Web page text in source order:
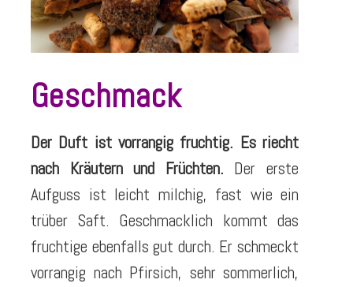
Geschmack
Der Duft ist vorrangig fruchtig. Es riecht
nach Kräutern und Früchten. Der erste
Aufguss ist leicht milchig, fast wie ein
trüber Saft. Geschmacklich kommt das
fruchtige ebenfalls gut durch. Er schmeckt
vorrangig nach Pfirsich, sehr sommerlich,